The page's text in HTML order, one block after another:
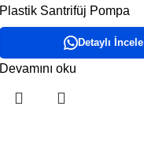
Plastik Santrifüj Pompa
Detaylı İncele
Devamını oku